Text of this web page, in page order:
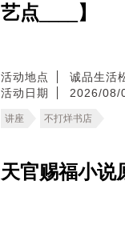
艺点____】
活动地点
诚品生活
活动日期
2026/08/
讲座 不打烊书店
天官赐福小说